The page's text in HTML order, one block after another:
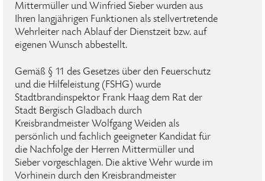
Mittermüller und Winfried Sieber wurden aus
Ihren langjährigen Funktionen als stellvertretende
Wehrleiter nach Ablauf der Dienstzeit bzw. auf
eigenen Wunsch abbestellt.
Gemäß § 11 des Gesetzes über den Feuerschutz
und die Hilfeleistung (FSHG) wurde
Stadtbrandinspektor Frank Haag dem Rat der
Stadt Bergisch Gladbach durch
Kreisbrandmeister Wolfgang Weiden als
persönlich und fachlich geeigneter Kandidat für
die Nachfolge der Herren Mittermüller und
Sieber vorgeschlagen. Die aktive Wehr wurde im
Vorhinein durch den Kreisbrandmeister